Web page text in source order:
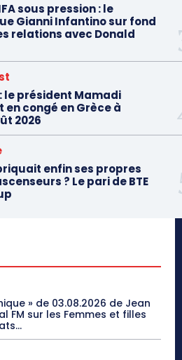
sous pression : le
Gianni Infantino sur fond
relations avec Donald
le président Mamadi
congé en Grèce à
2026
enfin ses propres
? Le pari de BTE
» de 03.08.2026 de Jean
FM sur les Femmes et filles